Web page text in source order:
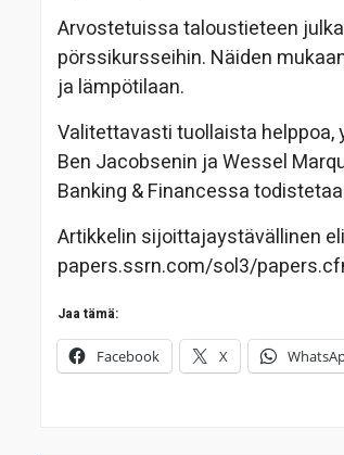
Arvostetuissa taloustieteen
pörssikursseihin. Näiden
ja lämpötilaan.
Valitettavasti tuollaista helppoa,
Ben Jacobsenin ja Wessel
Banking & Financessa
Artikkelin sijoittajaystävällinen
papers.ssrn.com/sol3/
Jaa tämä:
Facebook X